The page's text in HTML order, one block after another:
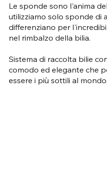
Le sponde sono l'anima
utilizziamo solo sponde di
differenziano per
nel rimbalzo della bilia.
Sistema di raccolta bilie
comodo ed elegante che
essere i più sottili al mondo.